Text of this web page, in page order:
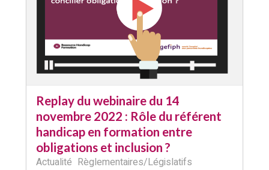
Replay du webinaire du 14
novembre 2022 : Rôle du référent
handicap en formation entre
obligations et inclusion ?
Actualité Règlementaires/Législatifs